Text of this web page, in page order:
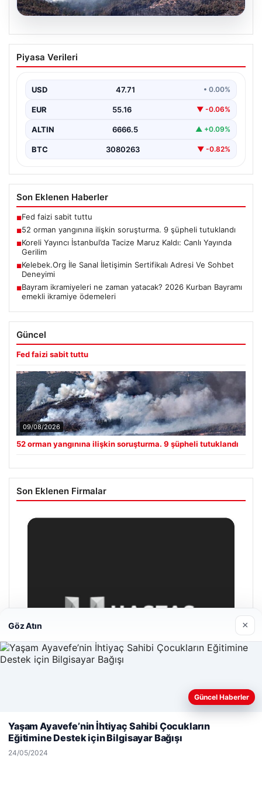
52 orman yangınına ilişkin soruşturma.
9 şüpheli tutuklandı
Kişi Tutuklandı”, “content”: “ Adalet Bakanı Akın…
Piyasa Verileri
USD 47.71 • 0.00%
EUR 55.16 ▼ -0.06%
ALTIN 6666.5 ▲ +0.09%
BTC 3080263 ▼ -0.82%
Son Eklenen Haberler
■Fed faizi sabit tuttu
■52 orman yangınına ilişkin soruşturma. 9 şüpheli tutuklandı
■Koreli Yayıncı İstanbul’da Tacize Maruz Kaldı: Canlı Yayında
Gerilim
■Kelebek.Org İle Sanal İletişimin Sertifikalı Adresi Ve Sohbet
Deneyimi
■Bayram ikramiyeleri ne zaman yatacak? 2026 Kurban Bayramı
emekli ikramiye ödemeleri
Güncel
Fed faizi sabit tuttu
09/08/2026
52 orman yangınına ilişkin soruşturma. 9 şüpheli tutuklandı
Son Eklenen Firmalar
Hastaş Beton
Web sitemizi nasıl kullandığınızı daha iyi anlayabilmek,
kullanıyoruz.Çerez Politikamız
Kabul Et
Göz Atın ×
Güncel Haberler
Yaşam Ayavefe’nin İhtiyaç Sahibi Çocukların
Eğitimine Destek için Bilgisayar Bağışı
24/05/2024